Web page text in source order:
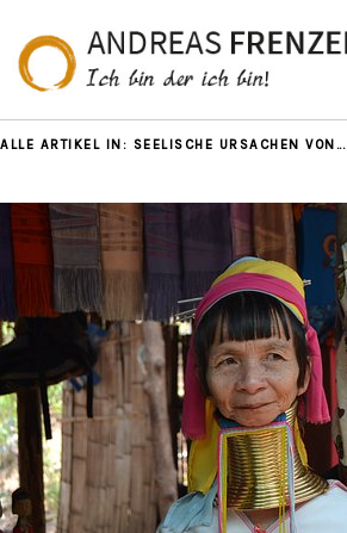
ALLE ARTIKEL IN: SEELISCHE URSACHEN VON…